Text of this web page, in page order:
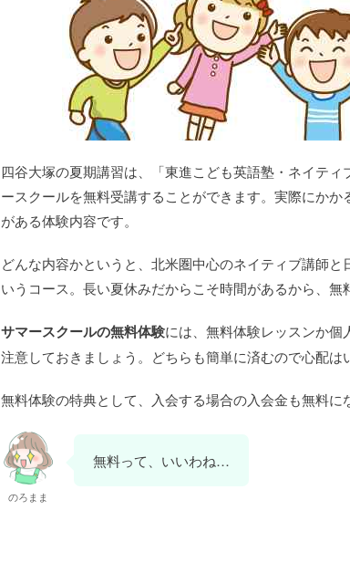
四谷大塚の夏期講習は、「東進こども英語塾・ネイテ
ースクールを無料受講することができます。実際にか
がある体験内容です。
どんな内容かというと、北米圏中心のネイティブ講師
いうコース。長い夏休みだからこそ時間があるから、無
サマースクールの無料体験には、無料体験レッスンか
注意しておきましょう。どちらも簡単に済むので心配は
無料体験の特典として、入会する場合の入会金も無料に
のろまま
無料って、いいわね…